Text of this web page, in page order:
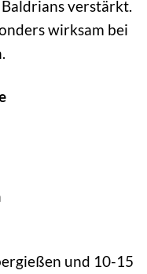
verstärkt.
wirksam bei
und 10-15